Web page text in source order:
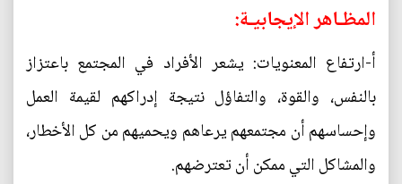
المظـاهر الإيجابيـة:
أ-ارتفاع المعنويات: يشعر الأفراد في المجتمع باعتزاز
بالنفس، والقوة، والتفاؤل نتيجة إدراكهم لقيمة العمل
وإحساسهم أن مجتمعهم يرعاهم ويحميهم من كل الأخطار،
والمشاكل التي ممكن أن تعترضهم.